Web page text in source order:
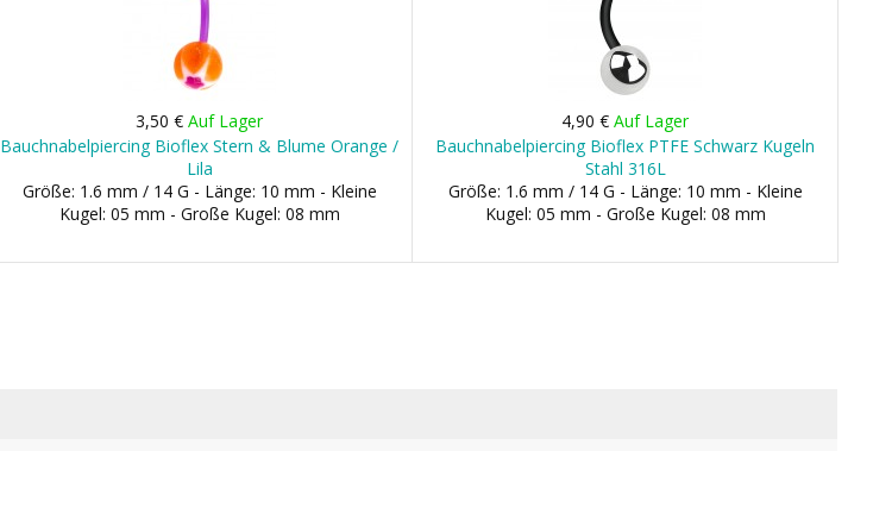
3,50 €Auf Lager
Bauchnabelpiercing Bioflex Stern & Blume Orange /
Lila
Größe: 1.6 mm / 14 G - Länge: 10 mm - Kleine
Kugel: 05 mm - Große Kugel: 08 mm
4,90 €Auf Lager
Bauchnabelpiercing Bioflex PTFE Schwarz Kugeln
Stahl 316L
Größe: 1.6 mm / 14 G - Länge: 10 mm - Kleine
Kugel: 05 mm - Große Kugel: 08 mm